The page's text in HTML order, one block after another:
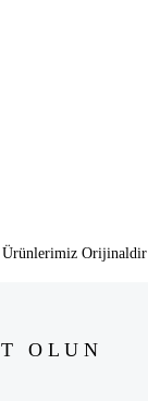
Orijinaldir
OLUN